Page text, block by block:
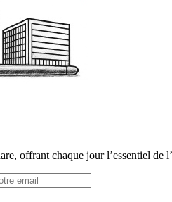
offrant chaque jour l’essentiel de